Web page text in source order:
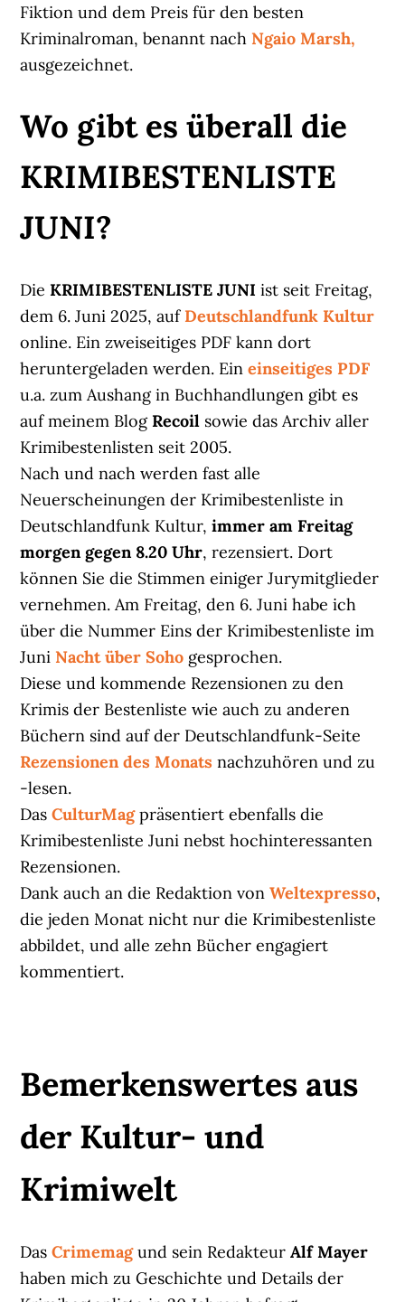
Fiktion und dem Preis für den besten
Kriminalroman, benannt nachNgaio Marsh,
ausgezeichnet.
Wo gibt es überall die
KRIMIBESTENLISTE
JUNI?
DieKRIMIBESTENLISTE JUNI ist seit Freitag,
dem 6. Juni 2025, auf Deutschlandfunk Kultur
online. Ein zweiseitiges PDF kann dort
heruntergeladen werden. Eineinseitiges PDF
u.a. zum Aushang in Buchhandlungen gibt es
auf meinem BlogRecoil sowie das Archiv aller
Krimibestenlisten seit 2005.
Nach und nach werden fast alle
Neuerscheinungen der Krimibestenliste in
Deutschlandfunk Kultur,immer am Freitag
morgen gegen 8.20 Uhr, rezensiert. Dort
können Sie die Stimmen einiger Jurymitglieder
vernehmen. Am Freitag, den 6. Juni habe ich
über die Nummer Eins der Krimibestenliste im
JuniNacht über Soho gesprochen.
Diese und kommende Rezensionen zu den
Krimis der Bestenliste wie auch zu anderen
Büchern sind auf der Deutschlandfunk-Seite
Rezensionen des Monatsnachzuhören und zu
-lesen.
DasCulturMagpräsentiert ebenfalls die
Krimibestenliste Juni nebst hochinteressanten
Rezensionen.
Dank auch an die Redaktion vonWeltexpresso,
die jeden Monat nicht nur die Krimibestenliste
abbildet, und alle zehn Bücher engagiert
kommentiert.
Bemerkenswertes aus
der Kultur- und
Krimiwelt
DasCrimemag und sein RedakteurAlf Mayer
haben mich zu Geschichte und Details der